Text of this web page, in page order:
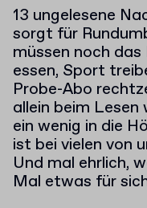
13 ungelesene
sorgt für
müssen noch
essen, Sport
Probe-Abo
allein beim Lesen
ein wenig in die
ist bei vielen von
Und mal ehrlich,
Mal etwas für